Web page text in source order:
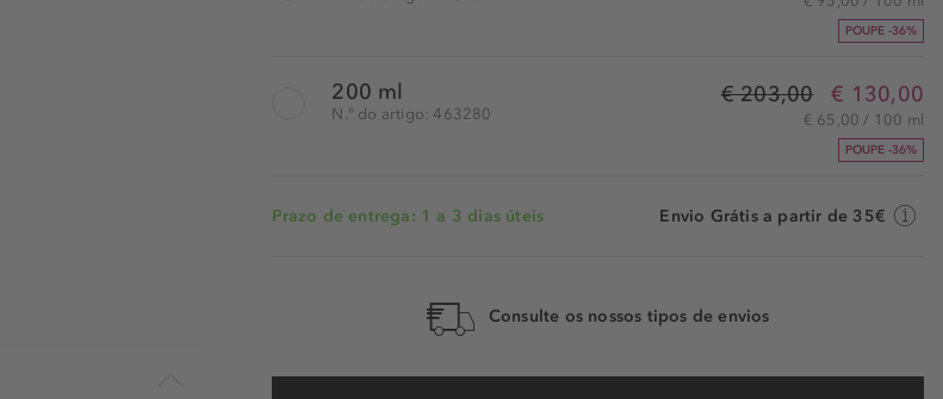
POUPE -36%
200 ml
N.° do artigo: 463280
€ 203,00 € 130,00
€ 65,00 / 100 ml
POUPE -36%
Prazo de entrega: 1 a 3 dias úteis Envio Grátis a partir de 35€
Consulte os nossos tipos de envios